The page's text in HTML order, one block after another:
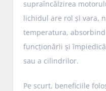
supraîncălzirea
lichidul are rol și vara,
temperatura,
funcționării și
sau a cilindrilor.
Pe scurt, beneficiile